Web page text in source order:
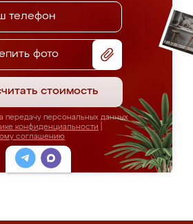
фото
стоимость
передачу персональных данных
конфиденциальности
соглашению